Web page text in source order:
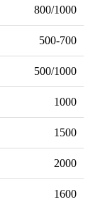
800/1000
500-700
500/1000
1000
1500
2000
1600